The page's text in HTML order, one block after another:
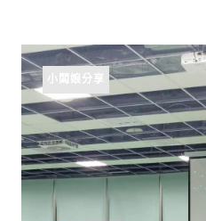
小闆娘分享